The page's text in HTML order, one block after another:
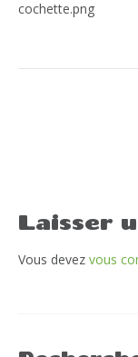
cochette.png
Laisser
Vous devez vous